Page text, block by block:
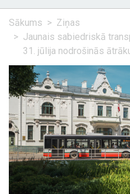
Sākums
Ziņas
Jaunais sabiedriskā
31. jūlija nodrošinās